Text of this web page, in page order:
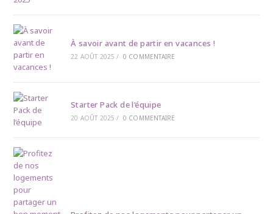
À savoir avant de partir en vacances !
22 AOÛT 2025 / 0 COMMENTAIRE
Starter Pack de l’équipe
20 AOÛT 2025 / 0 COMMENTAIRE